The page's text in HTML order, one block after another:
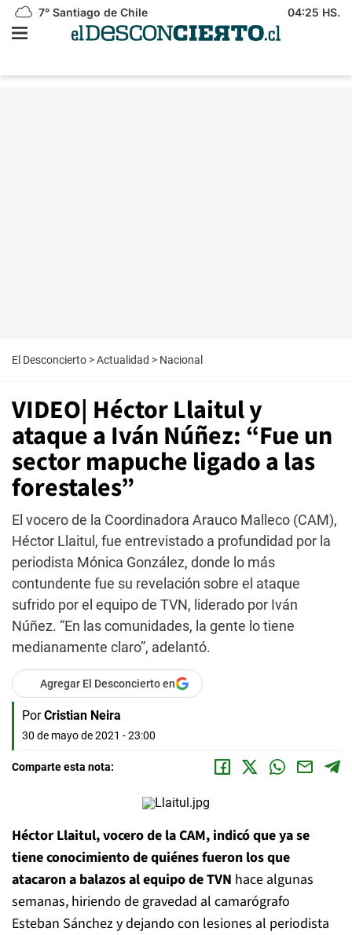
7° Santiago de Chile 04:25 HS.
El Desconcierto >Actualidad > Nacional
VIDEO| Héctor Llaitul y
ataque a Iván Núñez: “Fue un
sector mapuche ligado a las
forestales”
El vocero de la Coordinadora Arauco Malleco (CAM),
Héctor Llaitul, fue entrevistado a profundidad por la
periodista Mónica González, donde lo más
contundente fue su revelación sobre el ataque
sufrido por el equipo de TVN, liderado por Iván
Núñez. “En las comunidades, la gente lo tiene
medianamente claro”, adelantó.
Agregar El Desconcierto en
Por Cristian Neira
30 de mayo de 2021 - 23:00
Comparte esta nota:
Héctor Llaitul, vocero de la CAM, indicó que ya se
tiene conocimiento de quiénes fueron los que
atacaron a balazos al equipo de TVN hace algunas
semanas, hiriendo de gravedad al camarógrafo
Esteban Sánchez y dejando con lesiones al periodista